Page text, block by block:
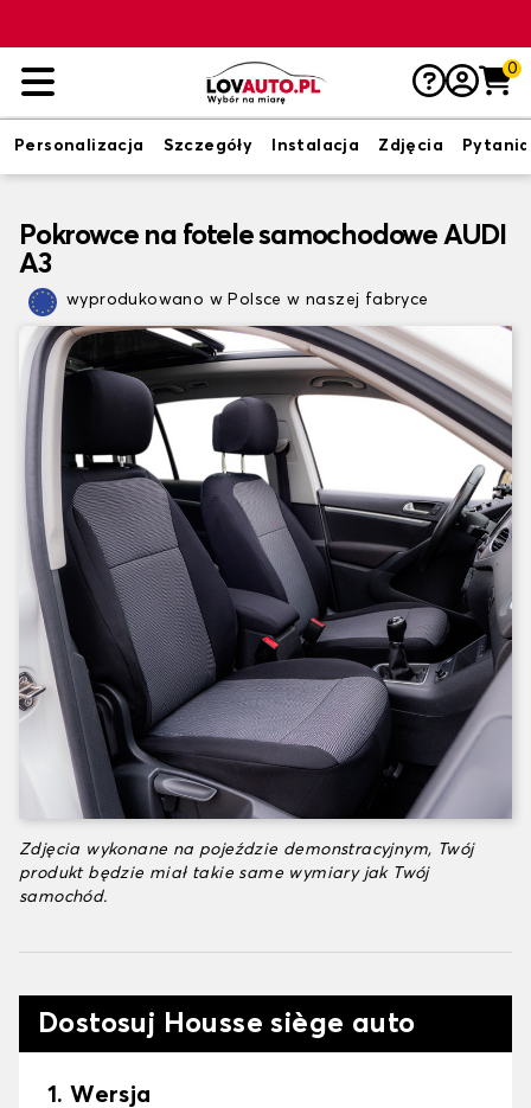
0
Personalizacja Szczegóły Instalacja Zdjęcia Pytania
Pokrowce na fotele samochodowe AUDI
A3
wyprodukowano w Polsce w naszej fabryce
Zdjęcia wykonane na pojeździe demonstracyjnym, Twój
produkt będzie miał takie same wymiary jak Twój
samochód.
Dostosuj Housse siège auto
1. Wersja